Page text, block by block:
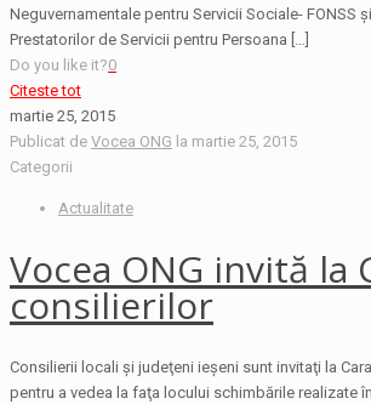
Neguvernamentale pentru Servicii Sociale- FONSS
Prestatorilor de Servicii pentru Persoana […]
Do you like it?0
Citeste tot
martie 25, 2015
Publicat de Vocea ONG la martie 25, 2015
Categorii
Actualitate
Vocea ONG invită la
consilierilor
Consilierii locali şi judeţeni ieşeni sunt invitaţi la
pentru a vedea la faţa locului schimbările realizate